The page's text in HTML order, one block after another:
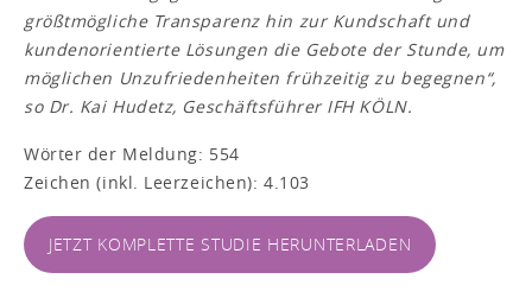
größtmögliche Transparenz hin zur Kundschaft und
kundenorientierte Lösungen die Gebote der Stunde, um
möglichen Unzufriedenheiten frühzeitig zu begegnen“,
so Dr. Kai Hudetz, Geschäftsführer IFH KÖLN.
Wörter der Meldung: 554
Zeichen (inkl. Leerzeichen): 4.103
JETZT KOMPLETTE STUDIE HERUNTERLADEN